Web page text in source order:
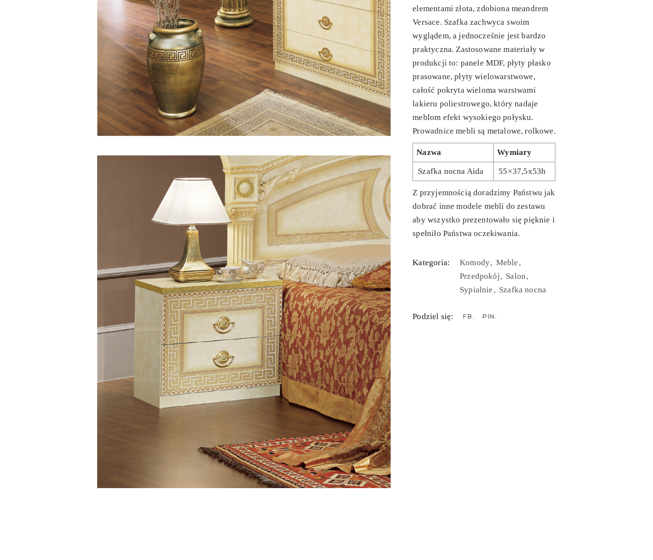
elementami złota, zdobiona meandrem
Versace. Szafka zachwyca swoim
wyglądem, a jednocześnie jest bardzo
praktyczna. Zastosowane materiały w
produkcji to: panele MDF, płyty płasko
prasowane, płyty wielowarstwowe,
całość pokryta wieloma warstwami
lakieru poliestrowego, który nadaje
meblom efekt wysokiego połysku.
Prowadnice mebli są metalowe, rolkowe.
Nazwa Wymiary
Szafka nocna Aida 55×37,5x53h
Z przyjemnością doradzimy Państwu jak
dobrać inne modele mebli do zestawu
aby wszystko prezentowało się pięknie i
spełniło Państwa oczekiwania.
Kategoria: Komody Meble
Przedpokój Salon
Sypialnie Szafka nocna
Podziel się: FB PIN